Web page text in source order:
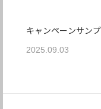
キャンペーンサン
2025.09.03